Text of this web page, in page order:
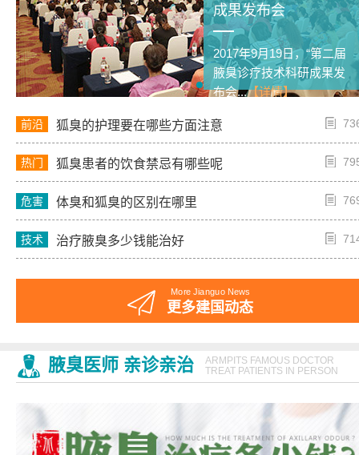
成果发布会
2017年9月19日，“第二届
腋臭诊疗技术科研成果发
布会...【详情】
前沿 狐臭的护理要在哪些方面注意
热门 狐臭患者的饮食禁忌有哪些呢
危害 体臭和狐臭的区别在哪里
技术 治疗腋臭多少钱能治好
More Jianguo News
更多建国动态
腋臭医师 亲诊亲治
ARMPITS FAMOUS DOCTOR
TREAT PATIENTS IN PERSON